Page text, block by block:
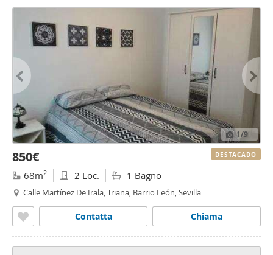
1/9
850€
68m2 2 Loc. 1 Bagno
Calle Martínez De Irala, Triana, Barrio León, Sevilla
Chiama
Contatta
DESTACADO